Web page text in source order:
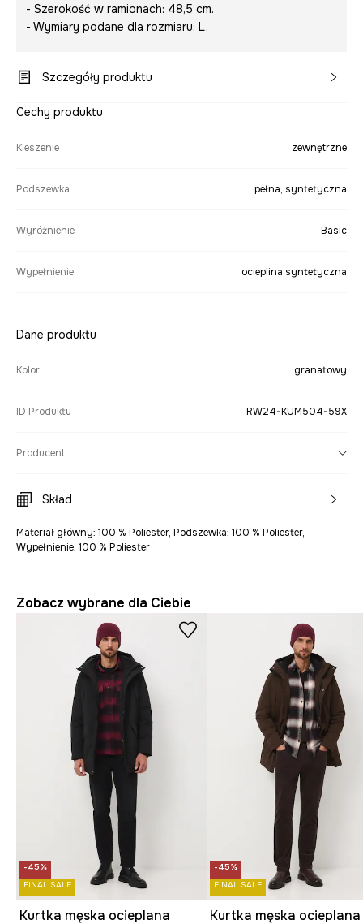
- Szerokość w ramionach: 48,5 cm.
- Wymiary podane dla rozmiaru: L.
Szczegóły produktu
Cechy produktu
Kieszenie zewnętrzne
Podszewka pełna, syntetyczna
Wyróżnienie Basic
Wypełnienie ocieplina syntetyczna
Dane produktu
Kolor granatowy
ID Produktu RW24-KUM504-59X
Producent
Skład
Materiał główny: 100 % Poliester, Podszewka: 100 % Poliester,
Wypełnienie: 100 % Poliester
Zobacz wybrane dla Ciebie
-45%
FINAL SALE
Kurtka męska ocieplana
-45%
FINAL SALE
Kurtka męska ocieplana